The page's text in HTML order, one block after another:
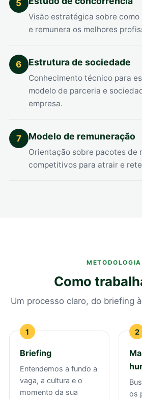
5
Visão estratégica sobre
e remunera os melhores
6 Estrutura de sociedade
Conhecimento técnico para
modelo de parceria e
empresa.
7 Modelo de remuneração
Orientação sobre pacotes de
competitivos para atrair e
METODOLOGIA
Como
Um processo claro, do briefing
Briefing
Entendemos a fundo a
vaga, a cultura e o
momento da sua
os